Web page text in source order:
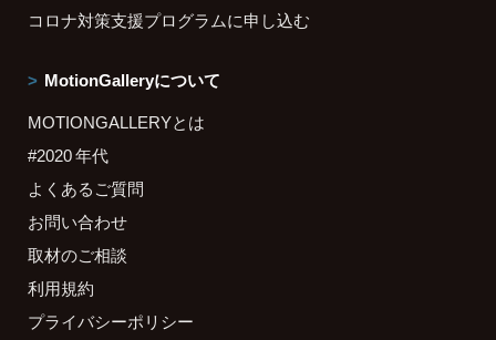
コロナ対策支援プログラムに申し込む
MotionGalleryについて
MOTIONGALLERYとは
#2020 年代
よくあるご質問
お問い合わせ
取材のご相談
利用規約
プライバシーポリシー